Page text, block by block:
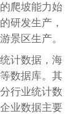
爬坡能力始
研发生产，
景区生产。
计数据，海
数据库。其
行业统计数
业数据主要